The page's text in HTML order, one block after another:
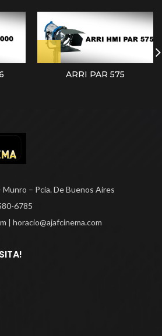
ARRI PAR 575
Munro – Pcia. De Buenos Aires
6785
| horacio@ajafcinema.com